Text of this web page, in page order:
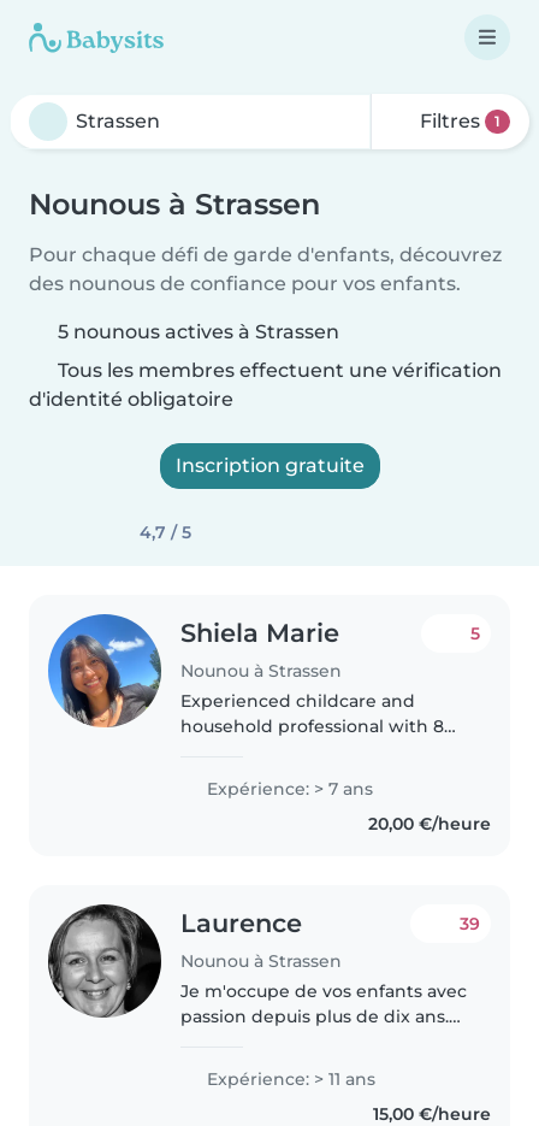
Filtres 1
Nounous à Strassen
Pour chaque défi de garde d'enfants, découvrez
des nounous de confiance pour vos enfants.
5 nounous actives à Strassen
Tous les membres effectuent une vérification
d'identité obligatoire
Inscription gratuite
4,7 / 5
Shiela Marie
Nounou à Strassen
5
Experienced childcare and
household professional with 8
au pair and 7 years as a declared
nanny) I hold a valid
Luxembourgish Category B
Expérience: > 7 ans
20,00 €/heure
Laurence
Nounou à Strassen
39
Je m'occupe de vos enfants avec
passion depuis plus de dix ans.
environnement chaleureux pour
Expérience: > 11 ans
15,00 €/heure